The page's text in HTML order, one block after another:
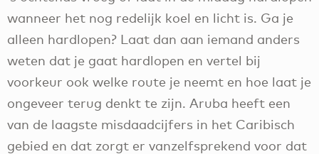
wanneer het nog redelijk koel en licht is. Ga je
alleen hardlopen? Laat dan aan iemand anders
weten dat je gaat hardlopen en vertel bij
voorkeur ook welke route je neemt en hoe laat je
ongeveer terug denkt te zijn. Aruba heeft een
van de laagste misdaadcijfers in het Caribisch
gebied en dat zorgt er vanzelfsprekend voor dat